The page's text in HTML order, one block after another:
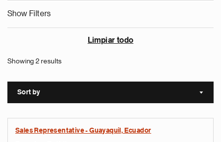
Show Filters
Limpiar todo
Showing 2 results
Sort by Sort
Sales Representative - Guayaquil, Ecuador